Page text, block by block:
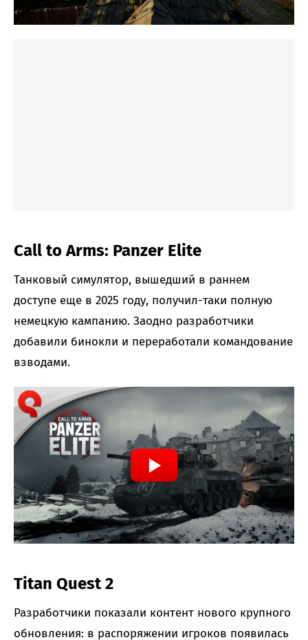
Call to Arms: Panzer Elite
Танковый симулятор, вышедший в раннем
доступе еще в 2025 году, получил-таки полную
немецкую кампанию. Заодно разработчики
добавили бинокли и переработали командование
взводами.
Titan Quest 2
Разработчики показали контент нового крупного
обновления: в распоряжении игроков появилась